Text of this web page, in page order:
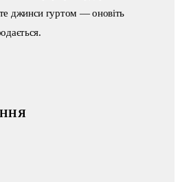
джинси гуртом — оновіть